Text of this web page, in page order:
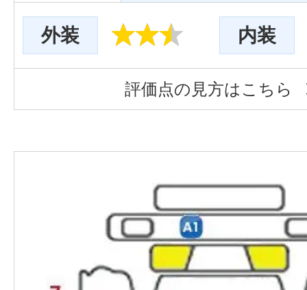
外装 内装
評価点の見方はこちら